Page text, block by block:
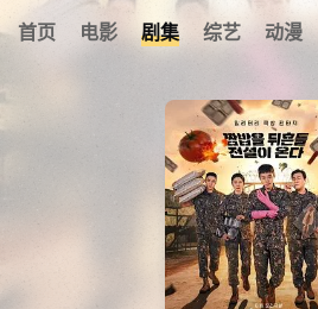
首页 电影 剧集 综艺 动漫
暂无观看影片的记录